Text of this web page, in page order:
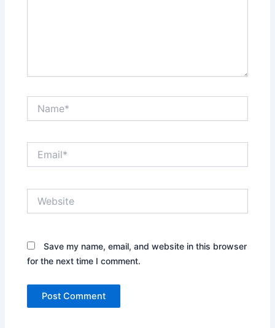
Save my name, email, and website in this browser
for the next time I comment.